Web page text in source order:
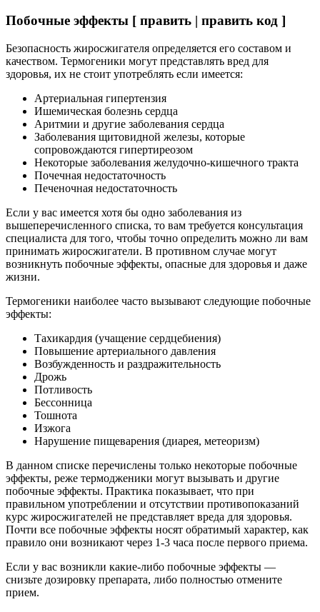
Побочные эффекты [ править | править код ]
Безопасность жиросжигателя определяется его составом и
качеством. Термогеники могут представлять вред для
здоровья, их не стоит употреблять если имеется:
Артериальная гипертензия
Ишемическая болезнь сердца
Аритмии и другие заболевания сердца
Заболевания щитовидной железы, которые
сопровождаются гипертиреозом
Некоторые заболевания желудочно-кишечного тракта
Почечная недостаточность
Печеночная недостаточность
Если у вас имеется хотя бы одно заболевания из
вышеперечисленного списка, то вам требуется консультация
специалиста для того, чтобы точно определить можно ли вам
принимать жиросжигатели. В противном случае могут
возникнуть побочные эффекты, опасные для здоровья и даже
жизни.
Термогеники наиболее часто вызывают следующие побочные
эффекты:
Тахикардия (учащение сердцебиения)
Повышение артериального давления
Возбужденность и раздражительность
Дрожь
Потливость
Бессонница
Тошнота
Изжога
Нарушение пищеварения (диарея, метеоризм)
В данном списке перечислены только некоторые побочные
эффекты, реже термодженики могут вызывать и другие
побочные эффекты. Практика показывает, что при
правильном употреблении и отсутствии противопоказаний
курс жиросжигателей не представляет вреда для здоровья.
Почти все побочные эффекты носят обратимый характер, как
правило они возникают через 1-3 часа после первого приема.
Если у вас возникли какие-либо побочные эффекты —
снизьте дозировку препарата, либо полностью отмените
прием.